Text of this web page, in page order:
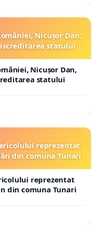
Nicușor Dan,
statului
Nicușor Dan,
statului
reprezentat
din comuna Tunari
reprezentat
din comuna Tunari